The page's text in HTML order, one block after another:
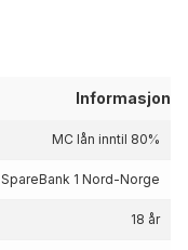
Informasjon
MC lån inntil 80%
SpareBank 1 Nord-Norge
18 år